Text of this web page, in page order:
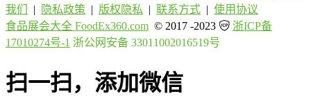
我们
| 隐私政策 | 版权隐私 | 联系方式 | 使用协议
食品展会大全 FoodEx360.com © 2017 -2023
浙ICP备
17010274号-1 浙公网安备 33011002016519号
扫一扫，添加微信